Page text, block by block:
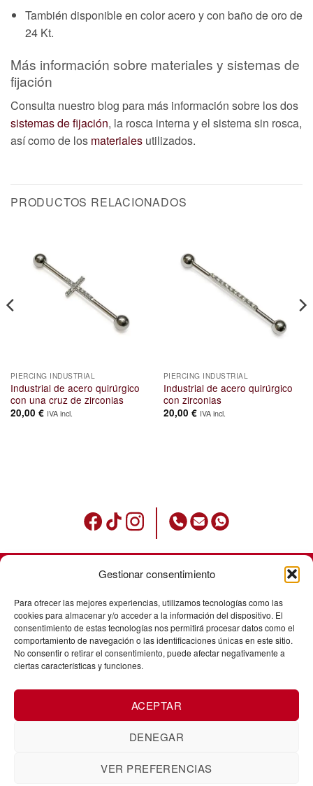
Gestionar consentimiento
Para ofrecer las mejores experiencias, utilizamos tecnologías como las
cookies para almacenar y/o acceder a la información del dispositivo. El
consentimiento de estas tecnologías nos permitirá procesar datos como el
comportamiento de navegación o las identificaciones únicas en este sitio.
No consentir o retirar el consentimiento, puede afectar negativamente a
ciertas características y funciones.
ACEPTAR
DENEGAR
VER PREFERENCIAS
También disponible en color acero y con baño de oro de
24 Kt.
Más información sobre materiales y sistemas de
fijación
Consulta nuestro blog para más información sobre los dos
sistemas de fijación, la rosca interna y el sistema sin rosca,
así como de los materiales utilizados.
PRODUCTOS RELACIONADOS
PIERCING INDUSTRIAL
Industrial de acero quirúrgico
con una cruz de zirconias
20,00 € IVA incl.
PIERCING INDUSTRIAL
Industrial de acero quirúrgico
con zirconias
20,00 € IVA incl.
Condiciones de uso
Política de privacidad
Avisos legales
Política de cookies
Cancelación de pedidos
Cambios y devoluciones